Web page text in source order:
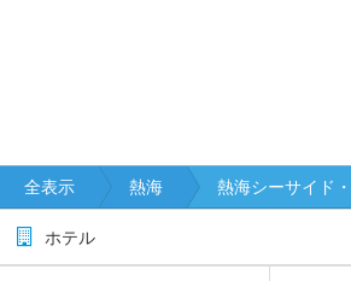
全表示 熱海 熱海シーサイド
ホテル